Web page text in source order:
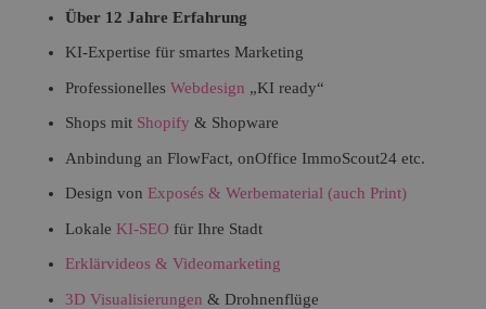
Über 12 Jahre Erfahrung
KI-Expertise für smartes Marketing
Professionelles Webdesign „KI ready“
Shops mit Shopify & Shopware
Anbindung an FlowFact, onOffice ImmoScout24 etc.
Design von Exposés & Werbematerial (auch Print)
Lokale KI-SEO für Ihre Stadt
Erklärvideos & Videomarketing
3D Visualisierungen & Drohnenflüge